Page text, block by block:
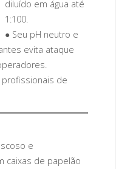
diluído em água até
1:100.
● Seu pH neutro e
evita ataque
de
e
caixas de papelão